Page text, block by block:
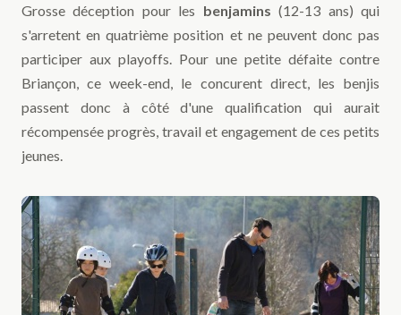
Grosse déception pour les benjamins (12-13 ans) qui
s'arretent en quatrième position et ne peuvent donc pas
participer aux playoffs. Pour une petite défaite contre
Briançon, ce week-end, le concurent direct, les benjis
passent donc à côté d'une qualification qui aurait
récompensée progrès, travail et engagement de ces petits
jeunes.